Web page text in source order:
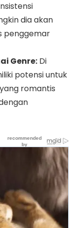
dia akan
penggemar
Genre: Di
potensi untuk
romantis